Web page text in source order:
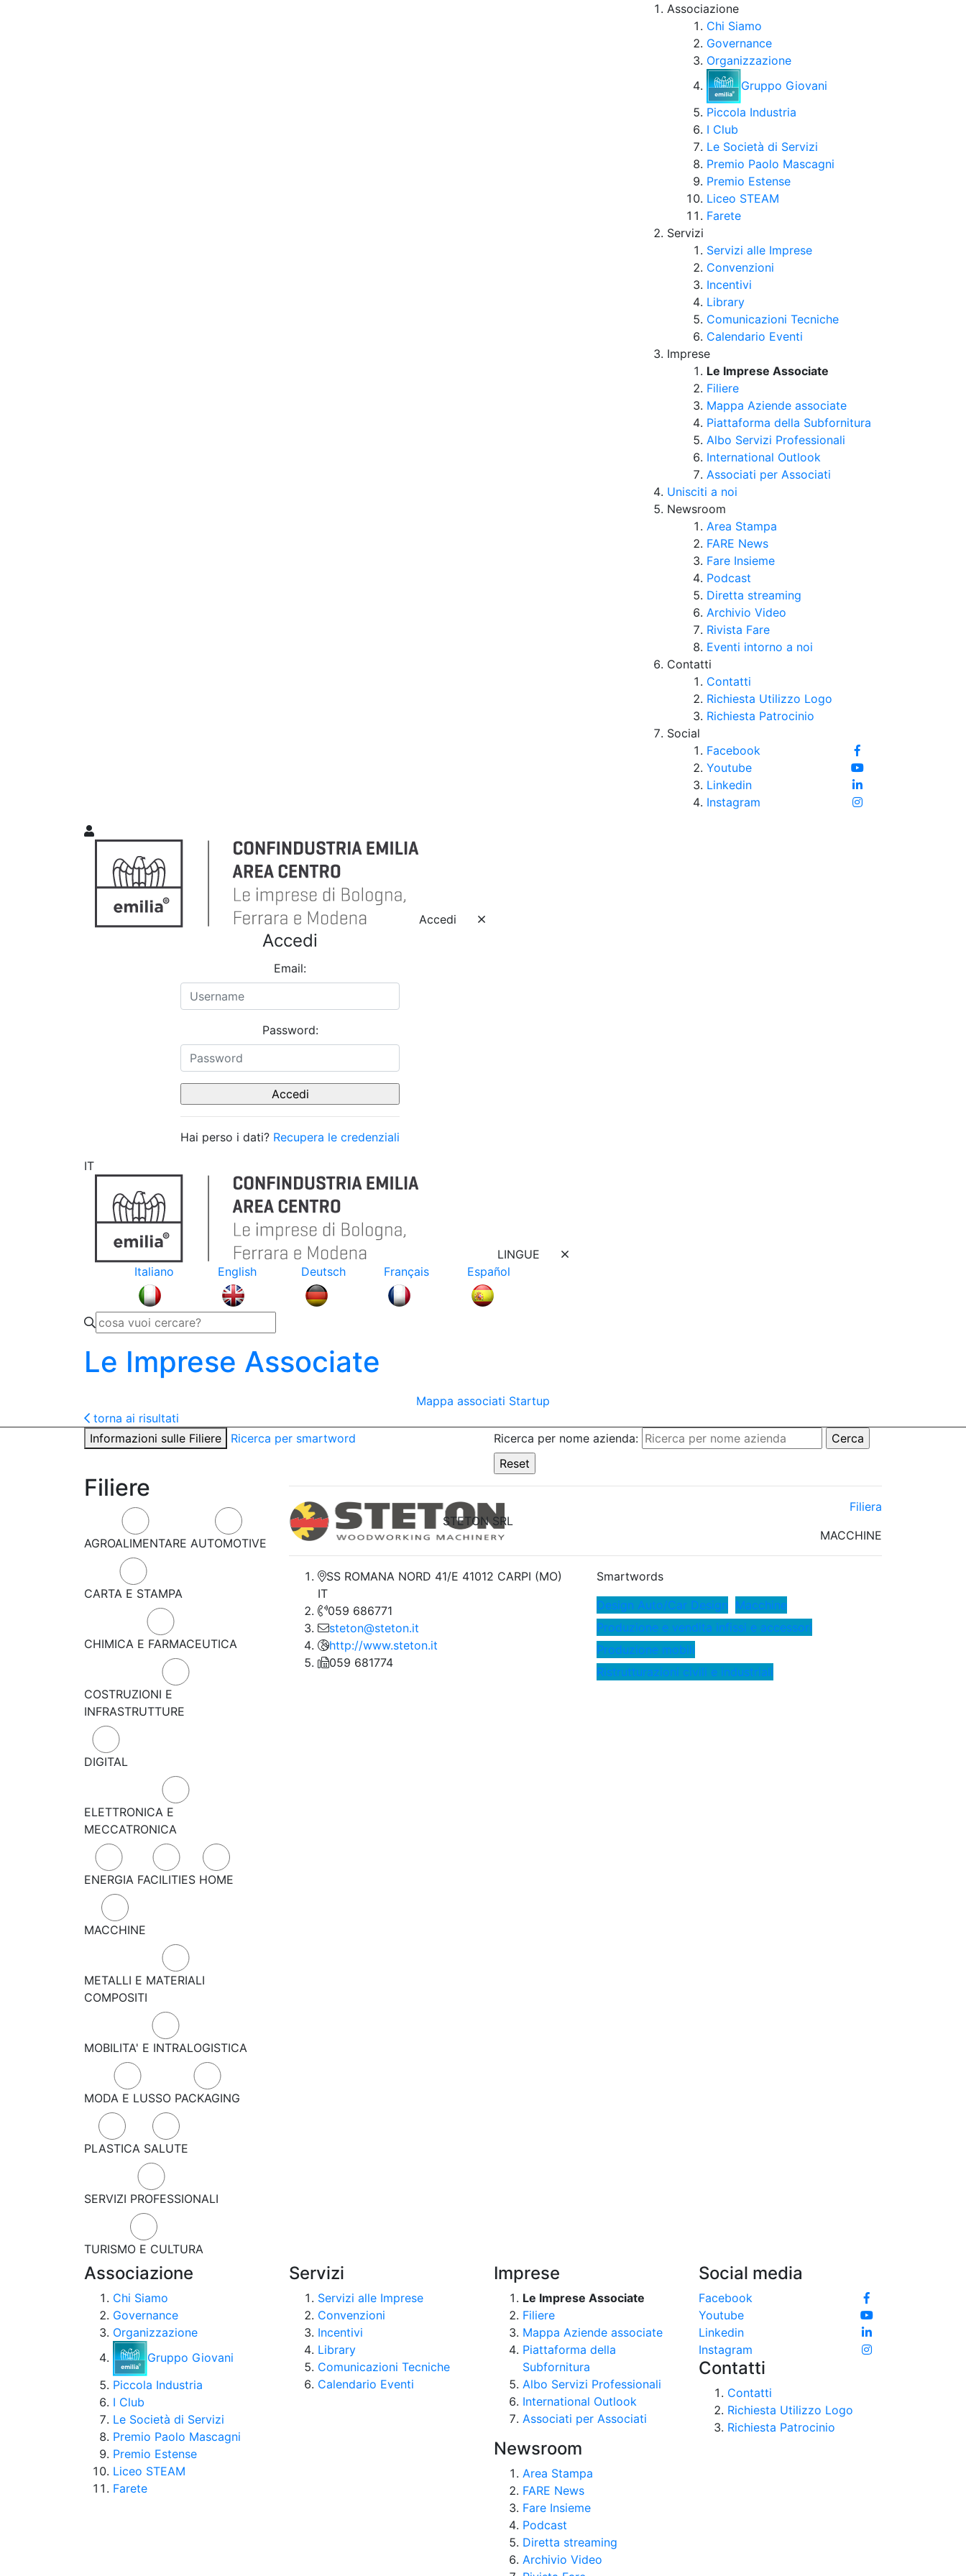
Associazione
Chi Siamo
Governance
Organizzazione
Gruppo Giovani
Piccola Industria
I Club
Le Società di Servizi
Premio Paolo Mascagni
Premio Estense
Liceo STEAM
Farete
Servizi
Servizi alle Imprese
Convenzioni
Incentivi
Library
Comunicazioni Tecniche
Calendario Eventi
Imprese
Le Imprese Associate
Filiere
Mappa Aziende associate
Piattaforma della Subfornitura
Albo Servizi Professionali
International Outlook
Associati per Associati
Unisciti a noi
Newsroom
Area Stampa
FARE News
Fare Insieme
Podcast
Diretta streaming
Archivio Video
Rivista Fare
Eventi intorno a noi
Contatti
Contatti
Richiesta Utilizzo Logo
Richiesta Patrocinio
Social
Facebook
Youtube
Linkedin
Instagram
Accedi
Accedi
Email:
Password:
Hai perso i dati? Recupera le credenziali
IT
LINGUE
Italiano
English Deutsch Français Español
Le Imprese Associate
Mappa associati Startup
torna ai risultati
Informazioni sulle Filiere
Ricerca per smartword Ricerca per nome azienda:
Filiere
AGROALIMENTARE AUTOMOTIVE
CARTA E STAMPA
CHIMICA E FARMACEUTICA
COSTRUZIONI E
INFRASTRUTTURE
DIGITAL
ELETTRONICA E
MECCATRONICA
ENERGIA FACILITIES HOME
MACCHINE
METALLI E MATERIALI
COMPOSITI
MOBILITA' E INTRALOGISTICA
MODA E LUSSO PACKAGING
PLASTICA SALUTE
SERVIZI PROFESSIONALI
TURISMO E CULTURA
STETON SRL
Filiera
MACCHINE
SS ROMANA NORD 41/E 41012 CARPI (MO)
IT
059 686771
steton@steton.it
http://www.steton.it
059 681774
Smartwords
Design Auto/Car Design Macchine
Produzione e vendita infissi e accessori
Produzione mobili
Ristrutturazioni civili e industriali
Associazione
Chi Siamo
Governance
Organizzazione
Gruppo Giovani
Piccola Industria
I Club
Le Società di Servizi
Premio Paolo Mascagni
Premio Estense
Liceo STEAM
Farete
Servizi
Servizi alle Imprese
Convenzioni
Incentivi
Library
Comunicazioni Tecniche
Calendario Eventi
Imprese
Le Imprese Associate
Filiere
Mappa Aziende associate
Piattaforma della
Subfornitura
Albo Servizi Professionali
International Outlook
Associati per Associati
Newsroom
Area Stampa
FARE News
Fare Insieme
Podcast
Diretta streaming
Archivio Video
Social media
Facebook
Youtube
Linkedin
Instagram
Contatti
Contatti
Richiesta Utilizzo Logo
Richiesta Patrocinio